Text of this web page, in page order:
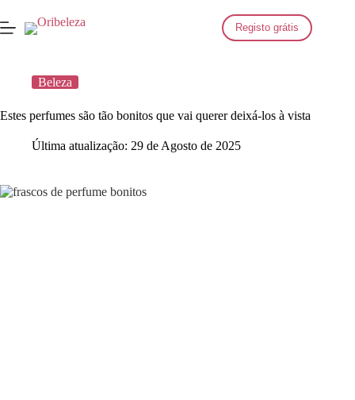
para
o
Registo grátis
Beleza
Estes perfumes são tão bonitos que vai querer deixá-los à vista
Última atualização: 29 de Agosto de 2025